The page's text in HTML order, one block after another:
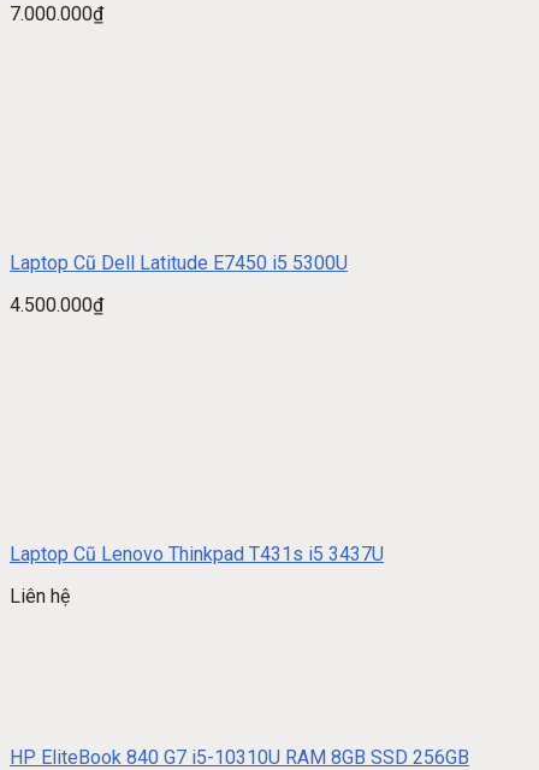
7.000.000₫
Laptop Cũ Dell Latitude E7450 i5 5300U
4.500.000₫
Laptop Cũ Lenovo Thinkpad T431s i5 3437U
Liên hệ
HP EliteBook 840 G7 i5-10310U RAM 8GB SSD 256GB